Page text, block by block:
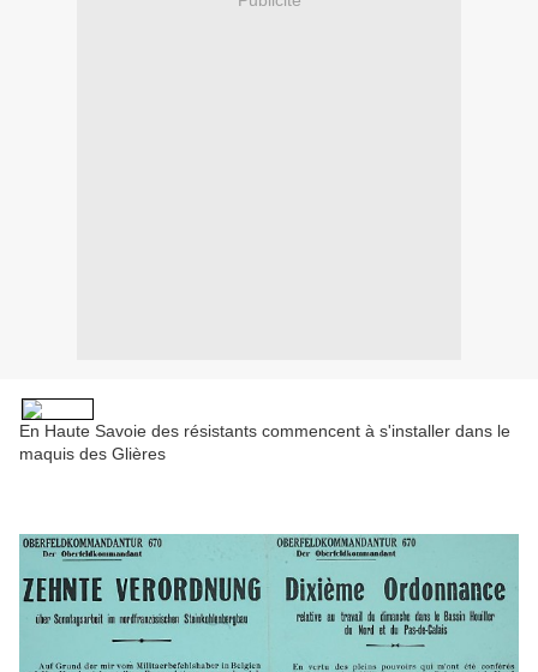
En Haute Savoie des résistants commencent à s'installer dans le
maquis des Glières